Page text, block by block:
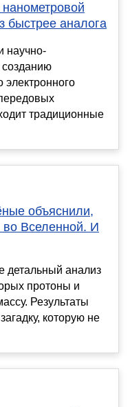
быстрее аналога
научно-
созданию
электронного
традиционные
объяснили,
во Вселенной. И
детальный анализ
протоны и
Результаты
которую не